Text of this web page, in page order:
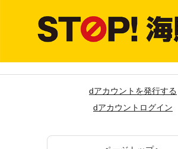
dアカウントを発行する
dアカウントログイン